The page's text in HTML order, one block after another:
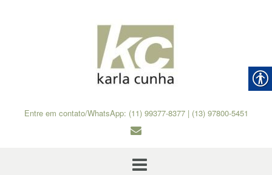
Entre em contato/WhatsApp: (11) 99377-8377 | (13) 97800-5451